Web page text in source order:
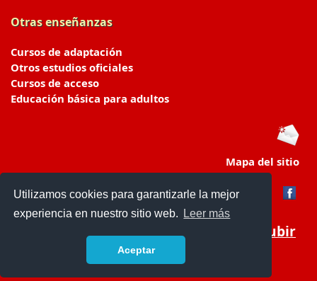
Utilizamos cookies para garantizarle la mejor
experiencia en nuestro sitio web.
Leer más
Aceptar
Otras enseñanzas
Cursos de adaptación
Otros estudios oficiales
Cursos de acceso
Educación básica para adultos
Mapa del sitio
Subir